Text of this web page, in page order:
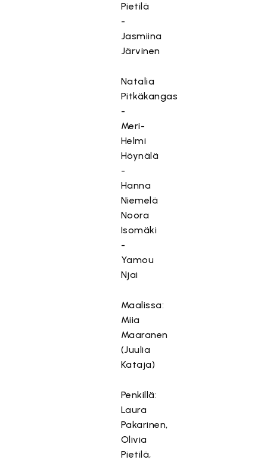
Pietilä
-
Jasmiina
Järvinen
Natalia
Pitkäkangas
-
Meri-
Helmi
Höynälä
-
Hanna
Niemelä
Noora
Isomäki
-
Yamou
Njai
Maalissa:
Miia
Maaranen
(Juulia
Kataja)
Penkillä:
Laura
Pakarinen,
Olivia
Pietilä,